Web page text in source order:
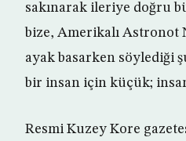
sakınarak ileriye doğru
bize, Amerikalı Astronot
ayak basarken söylediği
bir insan için küçük;
Resmi Kuzey Kore